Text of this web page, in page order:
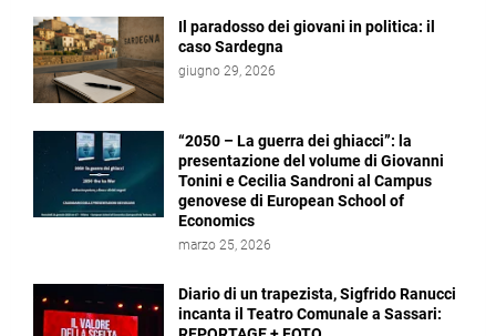
Il paradosso dei giovani in politica: il
caso Sardegna
giugno 29, 2026
“2050 – La guerra dei ghiacci”: la
presentazione del volume di Giovanni
Tonini e Cecilia Sandroni al Campus
genovese di European School of
Economics
marzo 25, 2026
Diario di un trapezista, Sigfrido Ranucci
incanta il Teatro Comunale a Sassari: